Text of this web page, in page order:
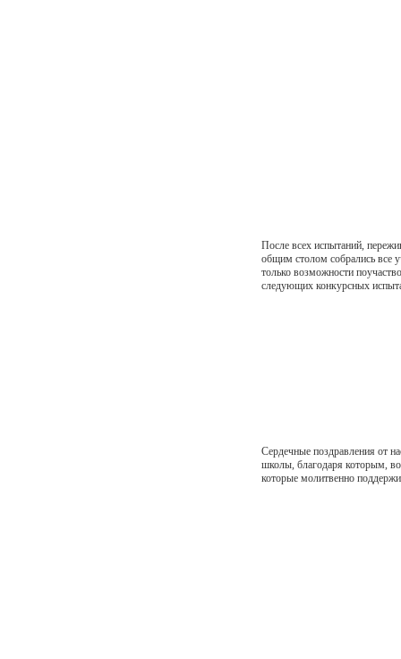
После всех испытаний,
общим столом собрались все
только возможности
следующих конкурсных
Сердечные поздравления от
школы, благодаря которым, во
которые молитвенно